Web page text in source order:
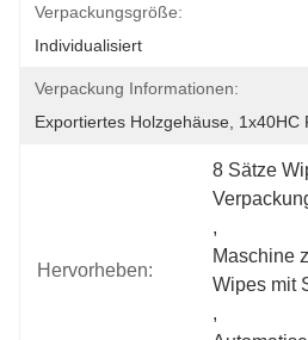
Verpackungsgröße:
Individualisiert
Verpackung Informationen:
Exportiertes Holzgehäuse, 1x40HC
Hervorheben:
8 Sätze
,
Maschine
Wipes mit
,